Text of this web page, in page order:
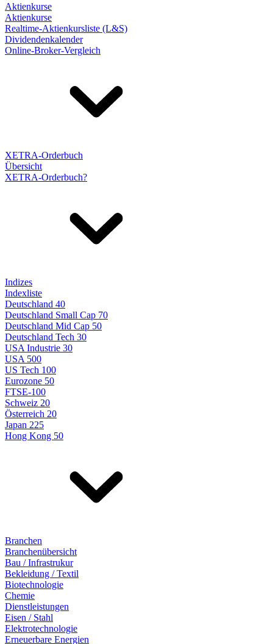
Aktienkurse
Aktienkurse
Realtime-Aktienkursliste (L&S)
Dividendenkalender
Online-Broker-Vergleich
XETRA-Orderbuch
Übersicht
XETRA-Orderbuch?
Indizes
Indexliste
Deutschland 40
Deutschland Small Cap 70
Deutschland Mid Cap 50
Deutschland Tech 30
USA Industrie 30
USA 500
US Tech 100
Eurozone 50
FTSE-100
Schweiz 20
Österreich 20
Japan 225
Hong Kong 50
Branchen
Branchenübersicht
Bau / Infrastrukur
Bekleidung / Textil
Biotechnologie
Chemie
Dienstleistungen
Eisen / Stahl
Elektrotechnologie
Erneuerbare Energien